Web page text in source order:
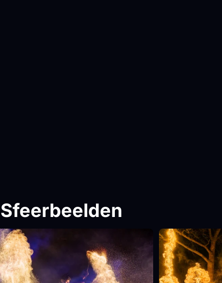
Sfeerbeelden